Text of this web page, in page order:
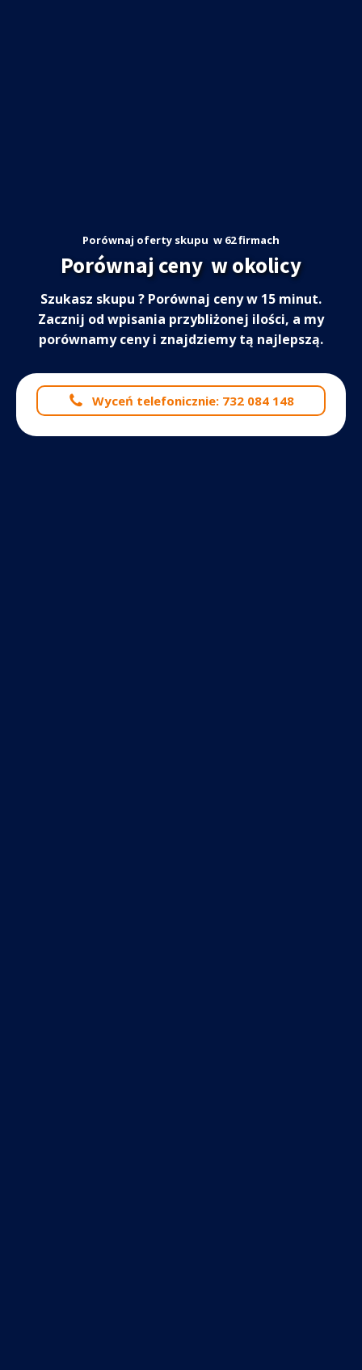
Porównaj oferty skupu w 62 firmach
Porównaj ceny w okolicy
Szukasz skupu ? Porównaj ceny w 15 minut.
Zacznij od wpisania przybliżonej ilości, a my
porównamy ceny i znajdziemy tą najlepszą.
Wyceń telefonicznie: 732 084 148